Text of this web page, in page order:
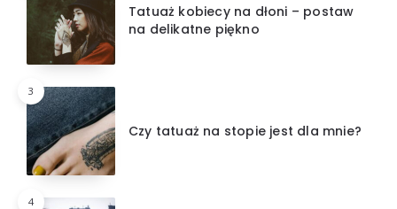
Tatuaż kobiecy na dłoni – postaw
na delikatne piękno
3
Czy tatuaż na stopie jest dla mnie?
4